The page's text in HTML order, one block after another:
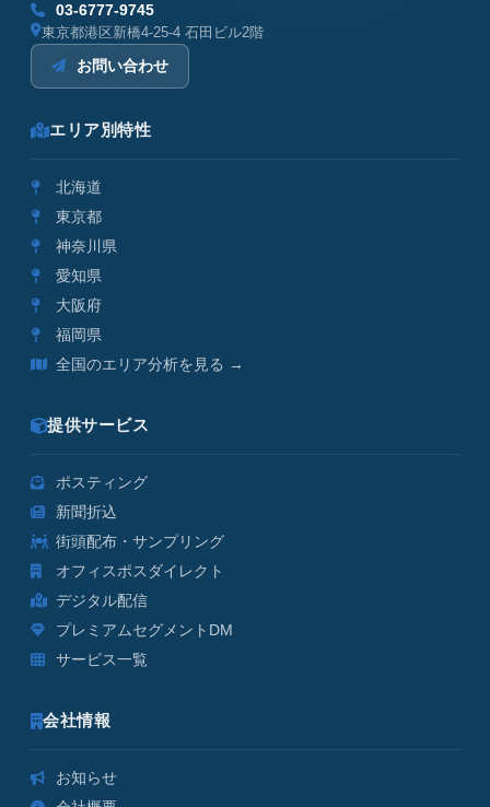
03-6777-9745
東京都港区新橋4-25-4 石田ビル2階
お問い合わせ
エリア別特性
北海道
東京都
神奈川県
愛知県
大阪府
福岡県
全国のエリア分析を見る →
提供サービス
ポスティング
新聞折込
街頭配布・サンプリング
オフィスポスダイレクト
デジタル配信
プレミアムセグメントDM
サービス一覧
会社情報
お知らせ